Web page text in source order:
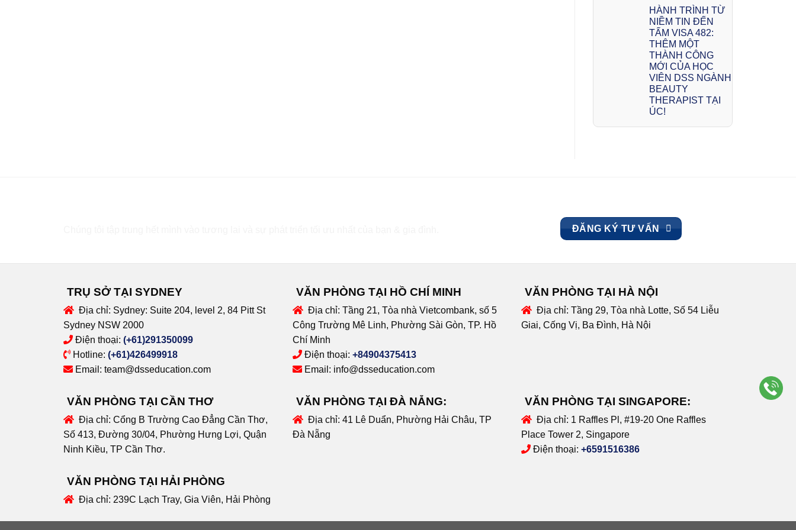
HÀNH TRÌNH TỪ
NIỀM TIN ĐẾN
TẤM VISA 482:
THÊM MỘT
THÀNH CÔNG
MỚI CỦA HỌC
VIÊN DSS NGÀNH
BEAUTY
THERAPIST TẠI
ÚC!
ĐĂNG KÝ TƯ VẤN
TRỤ SỞ TẠI SYDNEY
Địa chỉ: Sydney: Suite 204, level 2, 84 Pitt St
Sydney NSW 2000
Điện thoại: (+61)291350099
Hotline: (+61)426499918
Email: team@dsseducation.com
VĂN PHÒNG TẠI HỒ CHÍ MINH
Địa chỉ: Tầng 21, Tòa nhà Vietcombank, số 5
Công Trường Mê Linh, Phường Sài Gòn, TP. Hồ
Chí Minh
Điện thoại: +84904375413
Email: info@dsseducation.com
VĂN PHÒNG TẠI HÀ NỘI
Địa chỉ:Tầng 29, Tòa nhà Lotte, Số 54 Liễu
Giai, Cống Vị, Ba Đình, Hà Nội
VĂN PHÒNG TẠI CẦN THƠ
Địa chỉ: Cổng B Trường Cao Đẳng Cần Thơ,
Số 413, Đường 30/04, Phường Hưng Lợi, Quận
Ninh Kiều, TP Cần Thơ.
VĂN PHÒNG TẠI ĐÀ NẴNG:
Địa chỉ: 41 Lê Duẩn, Phường Hải Châu, TP
Đà Nẵng
VĂN PHÒNG TẠI SINGAPORE:
Địa chỉ: 1 Raffles Pl, #19-20 One Raffles
Place Tower 2, Singapore
Điện thoại: +6591516386
VĂN PHÒNG TẠI HẢI PHÒNG
Địa chỉ: 239C Lạch Tray, Gia Viên, Hải Phòng